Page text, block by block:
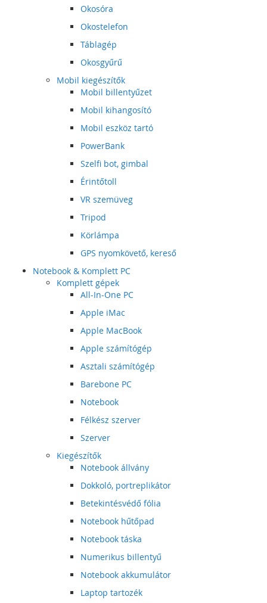
Okosóra
Okostelefon
Táblagép
Okosgyűrű
Mobil kiegészítők
Mobil billentyűzet
Mobil kihangosító
Mobil eszköz tartó
PowerBank
Szelfi bot, gimbal
Érintőtoll
VR szemüveg
Tripod
Körlámpa
GPS nyomkövető, kereső
Notebook & Komplett PC
Komplett gépek
All-In-One PC
Apple iMac
Apple MacBook
Apple számítógép
Asztali számítógép
Barebone PC
Notebook
Félkész szerver
Szerver
Kiegészítők
Notebook állvány
Dokkoló, portreplikátor
Betekintésvédő fólia
Notebook hűtőpad
Notebook táska
Numerikus billentyű
Notebook akkumulátor
Laptop tartozék